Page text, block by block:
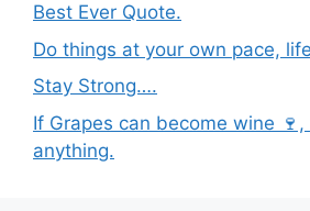
Best Ever Quote.
Do things at your own pace,
Stay Strong….
If Grapes can become wine
anything.